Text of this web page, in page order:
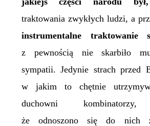
traktowania zwykłych ludzi, a
instrumentalne traktowanie
z pewnością nie skarbiło
sympatii. Jedynie strach przed
w jakim to chętnie
duchowni kombinatorzy,
że odnoszono się do nich